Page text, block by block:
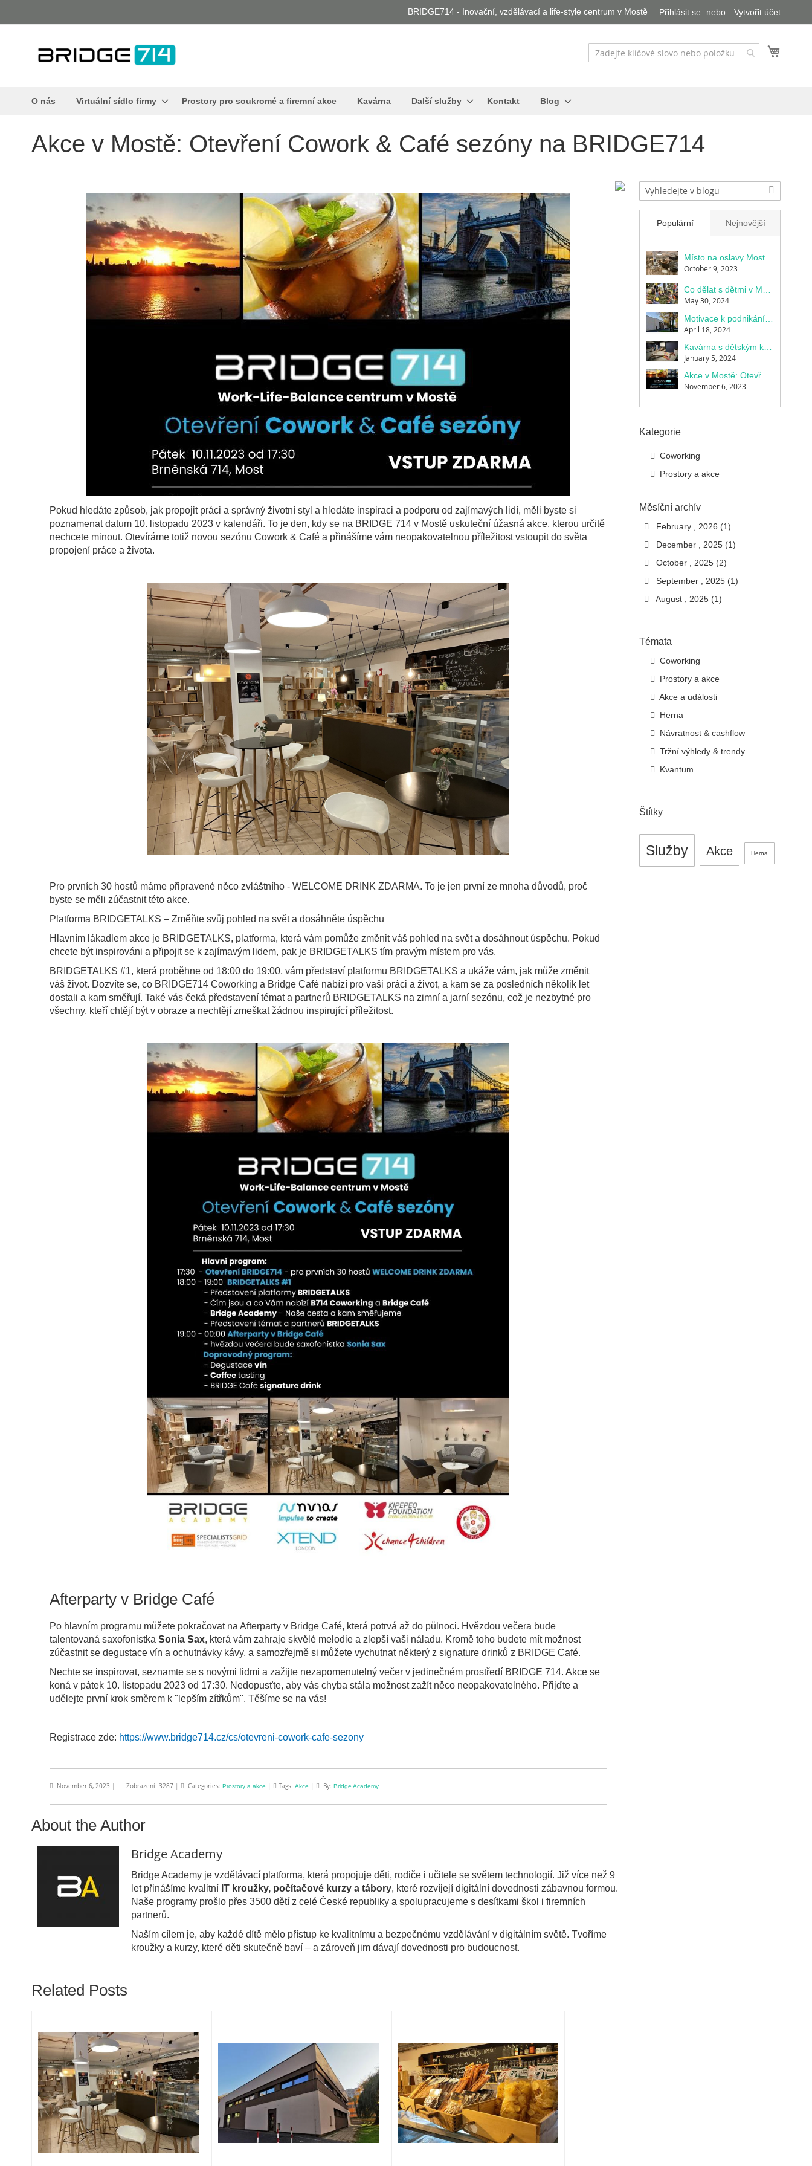
obsah
BRIDGE714 - Inovační, vzdělávací a life-style centrum v Mostě Přihlásit se Vytvořit účet
O nás Virtuální sídlo firmy Prostory pro soukromé a firemní akce Kavárna Další služby Kontakt Blog
Akce v Mostě: Otevření Cowork & Café sezóny na BRIDGE714
Pokud hledáte způsob, jak propojit práci a správný životní styl a hledáte inspiraci a podporu od zajímavých lidí, měli byste si
poznamenat datum 10. listopadu 2023 v kalendáři. To je den, kdy se na BRIDGE 714 v Mostě uskuteční úžasná akce, kterou určitě
nechcete minout. Otevíráme totiž novou sezónu Cowork & Café a přinášíme vám neopakovatelnou příležitost vstoupit do světa
propojení práce a života.
Pro prvních 30 hostů máme připravené něco zvláštního - WELCOME DRINK ZDARMA. To je jen první ze mnoha důvodů, proč
byste se měli zúčastnit této akce.
Platforma BRIDGETALKS – Změňte svůj pohled na svět a dosáhněte úspěchu
Hlavním lákadlem akce je BRIDGETALKS, platforma, která vám pomůže změnit váš pohled na svět a dosáhnout úspěchu. Pokud
chcete být inspirováni a připojit se k zajímavým lidem, pak je BRIDGETALKS tím pravým místem pro vás.
BRIDGETALKS #1, která proběhne od 18:00 do 19:00, vám představí platformu BRIDGETALKS a ukáže vám, jak může změnit
váš život. Dozvíte se, co BRIDGE714 Coworking a Bridge Café nabízí pro vaši práci a život, a kam se za posledních několik let
dostali a kam směřují. Také vás čeká představení témat a partnerů BRIDGETALKS na zimní a jarní sezónu, což je nezbytné pro
všechny, kteří chtějí být v obraze a nechtějí zmeškat žádnou inspirující příležitost.
Afterparty v Bridge Café
Po hlavním programu můžete pokračovat na Afterparty v Bridge Café, která potrvá až do půlnoci. Hvězdou večera bude
talentovaná saxofonistka Sonia Sax, která vám zahraje skvělé melodie a zlepší vaši náladu. Kromě toho budete mít možnost
zúčastnit se degustace vín a ochutnávky kávy, a samozřejmě si můžete vychutnat některý z signature drinků z BRIDGE Café.
Nechte se inspirovat, seznamte se s novými lidmi a zažijte nezapomenutelný večer v jedinečném prostředí BRIDGE 714. Akce se
koná v pátek 10. listopadu 2023 od 17:30. Nedopusťte, aby vás chyba stála možnost zažít něco neopakovatelného. Přijďte a
udělejte první krok směrem k "lepším zítřkům". Těšíme se na vás!
Registrace zde: https://www.bridge714.cz/cs/otevreni-cowork-cafe-sezony
November 6, 2023 | Zobrazení: 3287 | Categories: Prostory a akce | Tags: Akce | By: Bridge Academy
About the Author
Bridge Academy
Bridge Academy je vzdělávací platforma, která propojuje děti, rodiče i učitele se světem technologií. Již více než 9
let přinášíme kvalitní IT kroužky, počítačové kurzy a tábory, které rozvíjejí digitální dovednosti zábavnou formou.
Naše programy prošlo přes 3500 dětí z celé České republiky a spolupracujeme s desítkami škol i firemních
partnerů.
Naším cílem je, aby každé dítě mělo přístup ke kvalitnímu a bezpečnému vzdělávání v digitálním světě. Tvoříme
kroužky a kurzy, které děti skutečně baví – a zároveň jim dávají dovednosti pro budoucnost.
Related Posts
Populární
October 9, 2023
Co dělat s dětmi v Mostě: Letní aktivity a tipy
May 30, 2024
April 18, 2024
January 5, 2024
November 6, 2023
Nejnovější
Kategorie
Coworking
Prostory a akce
Měsíční archív
February , 2026 (1)
December , 2025 (1)
October , 2025 (2)
September , 2025 (1)
August , 2025 (1)
Témata
Coworking
Prostory a akce
Akce a události
Herna
Návratnost & cashflow
Tržní výhledy & trendy
Kvantum
Štítky
Služby Akce Herna